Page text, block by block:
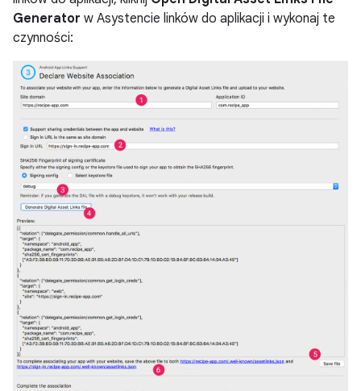
Generator w Asystencie linków do aplikacji i wykonaj te
czynności: